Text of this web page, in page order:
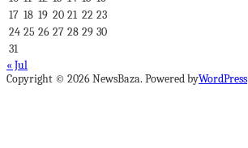
17 18 19 20 21 22 23
24 25 26 27 28 29 30
31
« Jul
Copyright © 2026 NewsBaza. Powered byWordPress